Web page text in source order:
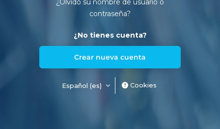
¿Olvidó su nombre de usuario o
contraseña?
¿No tienes cuenta?
Crear nueva cuenta
Español ‎(es)‎ Cookies